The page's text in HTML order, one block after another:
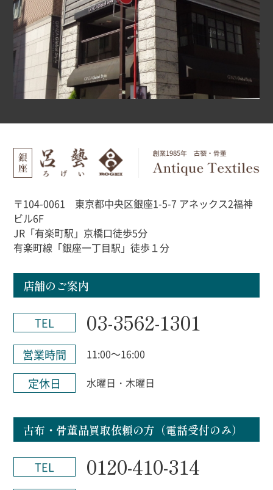
〒104-0061 東京都中央区銀座1-5-7 アネックス2福神
ビル6F
JR「有楽町駅」京橋口徒歩5分
有楽町線「銀座一丁目駅」徒歩１分
店舗のご案内
TEL 03-3562-1301
営業時間 11:00～16:00
定休日 水曜日・木曜日
古布・骨董品買取依頼の方（電話受付のみ）
TEL 0120-410-314